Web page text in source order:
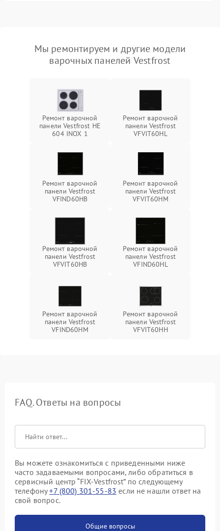
Мы ремонтируем и другие модели
варочных панелей Vestfrost
Ремонт варочной
панели Vestfrost HE
604 INOX 1
Ремонт варочной
панели Vestfrost
VFVIT60HL
Ремонт варочной
панели Vestfrost
VFIND60HB
Ремонт варочной
панели Vestfrost
VFVIT60HM
Ремонт варочной
панели Vestfrost
VFVIT60HB
Ремонт варочной
панели Vestfrost
VFIND60HL
Ремонт варочной
панели Vestfrost
VFIND60HM
Ремонт варочной
панели Vestfrost
VFVIT60HH
FAQ. Ответы на вопросы
Вы можете ознакомиться с приведенными ниже
часто задаваемыми вопросами, либо обратиться в
сервисный центр “FIX-Vestfrost” по следующему
телефону+7 (800) 301-55-83 если не нашли ответ на
свой вопрос.
Общие вопросы